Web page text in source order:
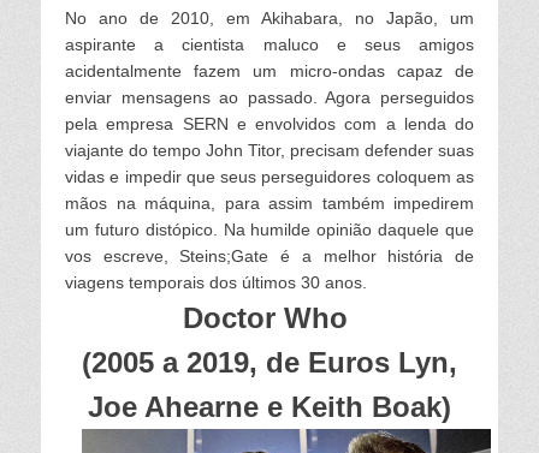
No ano de 2010, em Akihabara, no Japão, um
aspirante a cientista maluco e seus amigos
acidentalmente fazem um micro-ondas capaz de
enviar mensagens ao passado. Agora perseguidos
pela empresa SERN e envolvidos com a lenda do
viajante do tempo John Titor, precisam defender suas
vidas e impedir que seus perseguidores coloquem as
mãos na máquina, para assim também impedirem
um futuro distópico. Na humilde opinião daquele que
vos escreve, Steins;Gate é a melhor história de
viagens temporais dos últimos 30 anos.
Doctor Who
(2005 a 2019, de Euros Lyn,
Joe Ahearne e Keith Boak)